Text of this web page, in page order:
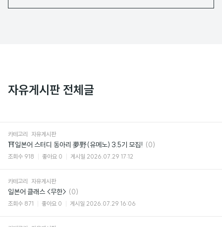
자유게시판 전체글
카테고리 자유게시판
⛩일본어 스터디 동아리 夢野(유메노) 3.5기 모집! 댓
(0)
조회수 918 좋아요 0 게시일 2026.07.29 17:12
카테고리 자유게시판
일본어 클래스 <무한> 댓
글
(0)
조회수 871 좋아요 0 게시일 2026.07.29 16:06